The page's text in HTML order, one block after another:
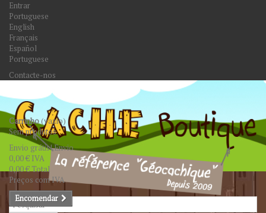
Entrar
Portuguese
English
Français
Español
Portuguese
Contacte-nos
Carrinho(vazio)
Sem produtos
Envio grátis!Envio
0,00 € IVA
0,00 €Total
Preços com IVA
Encomendar